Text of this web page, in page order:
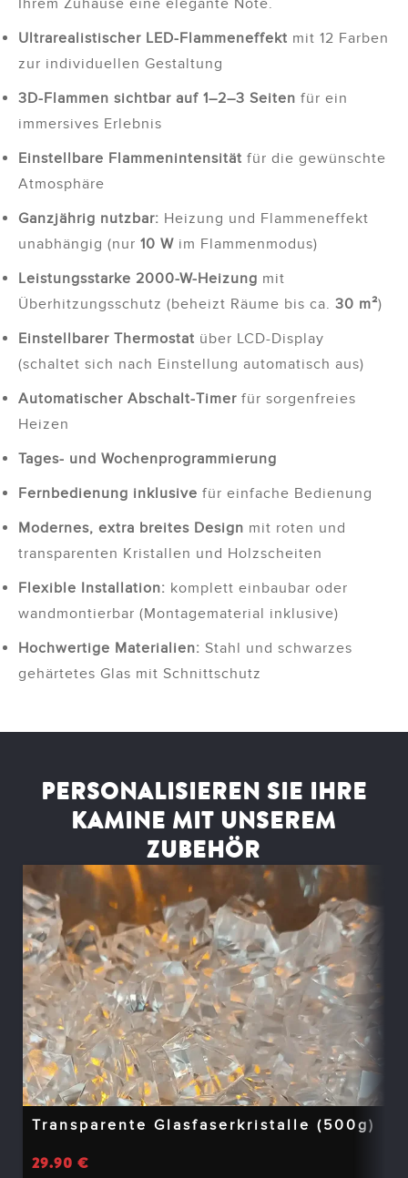
Ihrem Zuhause eine elegante Note.
Ultrarealistischer LED-Flammeneffekt mit 12 Farben
zur individuellen Gestaltung
3D-Flammen sichtbar auf 1–2–3 Seiten für ein
immersives Erlebnis
Einstellbare Flammenintensität für die gewünschte
Atmosphäre
Ganzjährig nutzbar: Heizung und Flammeneffekt
unabhängig (nur 10 W im Flammenmodus)
Leistungsstarke 2000-W-Heizung mit
Überhitzungsschutz (beheizt Räume bis ca. 30 m²)
Einstellbarer Thermostat über LCD-Display
(schaltet sich nach Einstellung automatisch aus)
Automatischer Abschalt-Timer für sorgenfreies
Heizen
Tages- und Wochenprogrammierung
Fernbedienung inklusive für einfache Bedienung
Modernes, extra breites Design mit roten und
transparenten Kristallen und Holzscheiten
Flexible Installation: komplett einbaubar oder
wandmontierbar (Montagematerial inklusive)
Hochwertige Materialien: Stahl und schwarzes
gehärtetes Glas mit Schnittschutz
PERSONALISIEREN SIE IHRE
KAMINE MIT UNSEREM
ZUBEHÖR
Transparente Glasfaserkristalle (500g)
29.90 €